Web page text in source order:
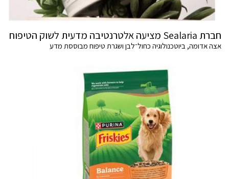
חברת Sealaria מציעה אלטרנטיבה מדעית לשוק הטיפוח
אצה אדומה, ביוטכנולוגיה כחול־לבן ושגרת טיפוח מבוססת מדע